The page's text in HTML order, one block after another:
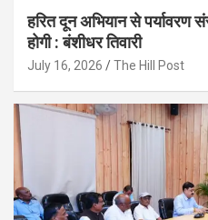
हरित दून अभियान से पर्यावरण
होगी : बंशीधर तिवारी
July 16, 2026 The Hill Post